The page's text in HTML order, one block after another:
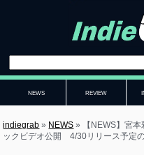
NEWS REVIEW
indiegrab » NEWS »
【NEWS】宮
ックビデオ公開 4/30リリース予定